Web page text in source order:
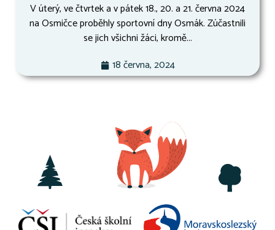
V úterý, ve čtvrtek a v pátek 18., 20. a 21. června 2024
na Osmičce proběhly sportovní dny Osmák. Zúčastnili
se jich všichni žáci, kromě...
18 června, 2024